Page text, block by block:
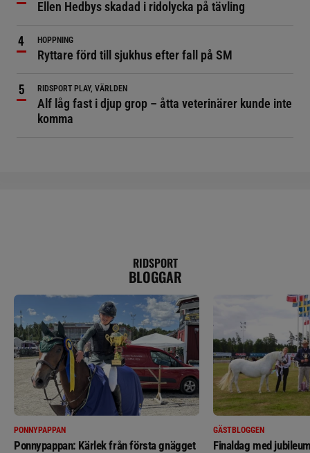
Ellen Hedbys skadad i ridolycka på tävling
HOPPNING
Ryttare förd till sjukhus efter fall på SM
RIDSPORT PLAY, VÄRLDEN
Alf låg fast i djup grop – åtta veterinärer kunde inte
komma
RIDSPORT
BLOGGAR
PONNYPAPPAN
Ponnypappan: Kärlek från första gnägget
GÄSTBLOGGEN
Finaldag med